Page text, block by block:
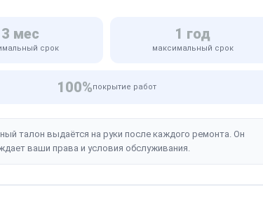
3 мес
срок
1 год
максимальный срок
100%покрытие работ
талон выдаётся на руки после каждого ремонта. Он
ваши права и условия обслуживания.